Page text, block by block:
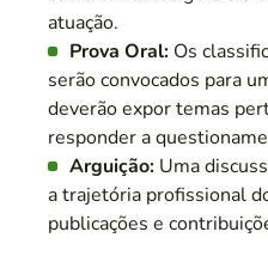
atuação.
Prova Oral: Os
serão convocados para
deverão expor temas
responder a
Arguição: Uma
a trajetória profissional
publicações e